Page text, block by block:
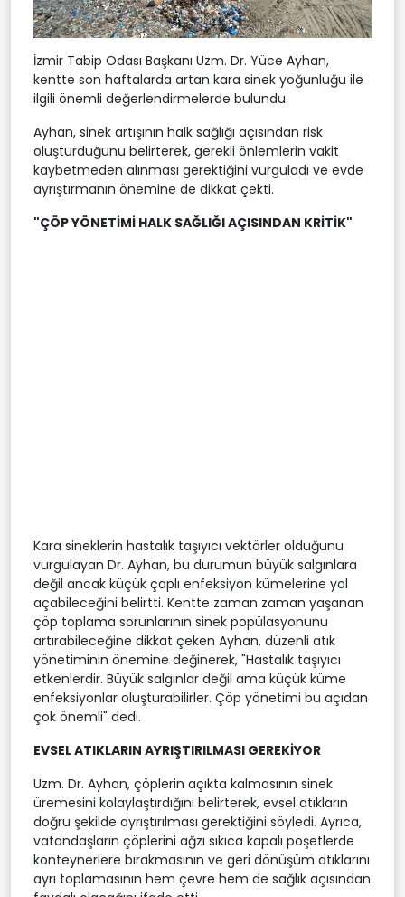
İzmir Tabip Odası Başkanı Uzm. Dr. Yüce Ayhan,
kentte son haftalarda artan kara sinek yoğunluğu ile
ilgili önemli değerlendirmelerde bulundu.
Ayhan, sinek artışının halk sağlığı açısından risk
oluşturduğunu belirterek, gerekli önlemlerin vakit
kaybetmeden alınması gerektiğini vurguladı ve evde
ayrıştırmanın önemine de dikkat çekti.
"ÇÖP YÖNETİMİ HALK SAĞLIĞI AÇISINDAN KRİTİK"
Kara sineklerin hastalık taşıyıcı vektörler olduğunu
vurgulayan Dr. Ayhan, bu durumun büyük salgınlara
değil ancak küçük çaplı enfeksiyon kümelerine yol
açabileceğini belirtti. Kentte zaman zaman yaşanan
çöp toplama sorunlarının sinek popülasyonunu
artırabileceğine dikkat çeken Ayhan, düzenli atık
yönetiminin önemine değinerek, "Hastalık taşıyıcı
etkenlerdir. Büyük salgınlar değil ama küçük küme
enfeksiyonlar oluşturabilirler. Çöp yönetimi bu açıdan
çok önemli" dedi.
EVSEL ATIKLARIN AYRIŞTIRILMASI GEREKİYOR
Uzm. Dr. Ayhan, çöplerin açıkta kalmasının sinek
üremesini kolaylaştırdığını belirterek, evsel atıkların
doğru şekilde ayrıştırılması gerektiğini söyledi. Ayrıca,
vatandaşların çöplerini ağzı sıkıca kapalı poşetlerde
konteynerlere bırakmasının ve geri dönüşüm atıklarını
ayrı toplamasının hem çevre hem de sağlık açısından